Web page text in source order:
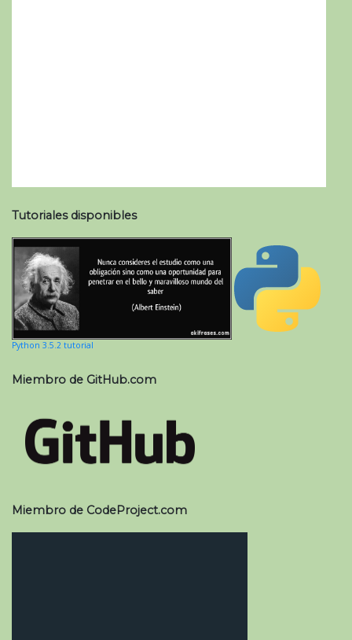
Tutoriales disponibles
Python 3.5.2 tutorial
Miembro de GitHub.com
Miembro de CodeProject.com